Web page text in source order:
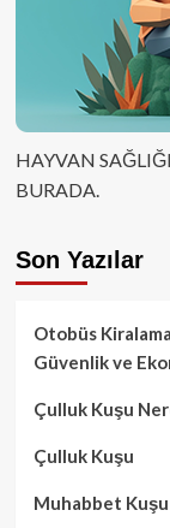
HAYVAN
BURADA.
Son Yazılar
Otobüs
Güvenlik ve
Çulluk Kuşu
Çulluk Kuşu
Muhabbet Kuşu